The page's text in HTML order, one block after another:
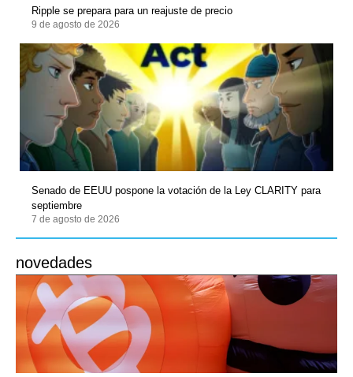
Ripple se prepara para un reajuste de precio
9 de agosto de 2026
Senado de EEUU pospone la votación de la Ley CLARITY para
septiembre
7 de agosto de 2026
novedades